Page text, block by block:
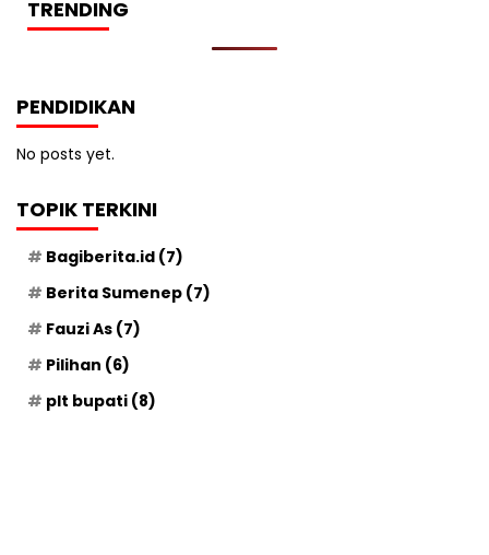
TRENDING
PENDIDIKAN
No posts yet.
TOPIK TERKINI
Bagiberita.id (7)
Berita Sumenep (7)
Fauzi As (7)
Pilihan (6)
plt bupati (8)